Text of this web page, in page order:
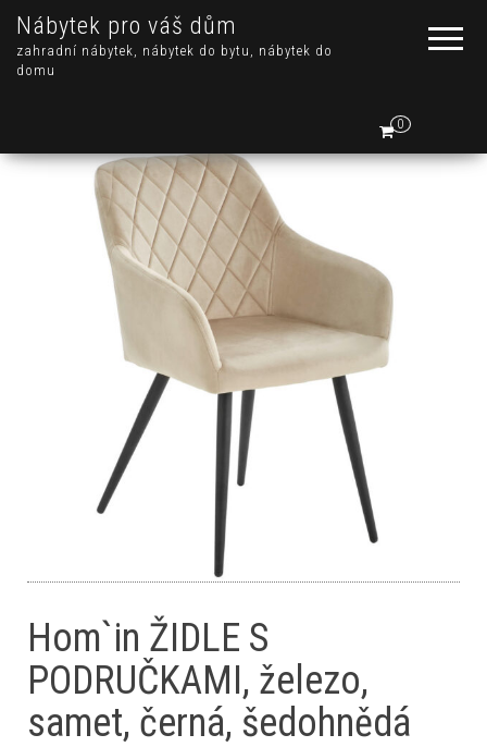
Nábytek pro váš dům
zahradní nábytek, nábytek do bytu, nábytek do
domu
0
Hom`in ŽIDLE S
PODRUČKAMI, železo,
samet, černá, šedohnědá